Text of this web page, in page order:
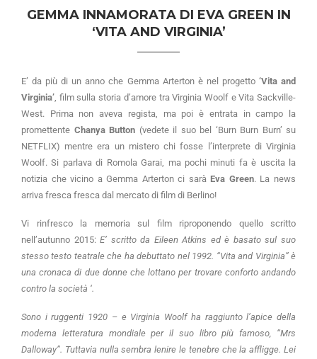
GEMMA INNAMORATA DI EVA GREEN IN
‘VITA AND VIRGINIA’
E’ da più di un anno che Gemma Arterton è nel progetto ‘Vita and
Virginia’ , film sulla storia d’amore tra Virginia Woolf e Vita Sackville-
West. Prima non aveva regista, ma poi è entrata in campo la
promettente Chanya Button (vedete il suo bel ‘Burn Burn Burn’ su
NETFLIX) mentre era un mistero chi fosse l’interprete di Virginia
Woolf. Si parlava di Romola Garai, ma pochi minuti fa è uscita la
notizia che vicino a Gemma Arterton ci sarà Eva Green. La news
arriva fresca fresca dal mercato di film di Berlino!
Vi rinfresco la memoria sul film riproponendo quello scritto
nell’autunno 2015:E’ scritto da Eileen Atkins ed è basato sul suo
stesso testo teatrale che ha debuttato nel 1992. “Vita and Virginia” è
una cronaca di due donne che lottano per trovare conforto andando
contro la società ‘.
Sono i ruggenti 1920 – e Virginia Woolf ha raggiunto l’apice della
moderna letteratura mondiale per il suo libro più famoso, “Mrs
Dalloway”. Tuttavia nulla sembra lenire le tenebre che la affligge. Lei